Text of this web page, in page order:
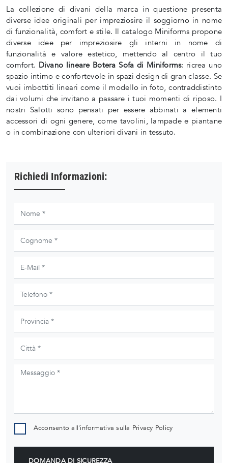
La collezione di divani della marca in questione presenta
diverse idee originali per impreziosire il soggiorno in nome
di funzionalità, comfort e stile. Il catalogo Miniforms propone
diverse idee per impreziosire gli interni in nome di
funzionalità e valore estetico, mettendo al centro il tuo
comfort. Divano lineare Botera Sofa di Miniforms: ricrea uno
spazio intimo e confortevole in spazi design di gran classe. Se
vuoi imbottiti lineari come il modello in foto, contraddistinto
dai volumi che invitano a passare i tuoi momenti di riposo. I
nostri Salotti sono pensati per essere abbinati a elementi
accessori di ogni genere, come tavolini, lampade e piantane
o in combinazione con ulteriori divani in tessuto.
Richiedi Informazioni:
Acconsento all'informativa sulla Privacy Policy
DOMANDA DI SICUREZZA